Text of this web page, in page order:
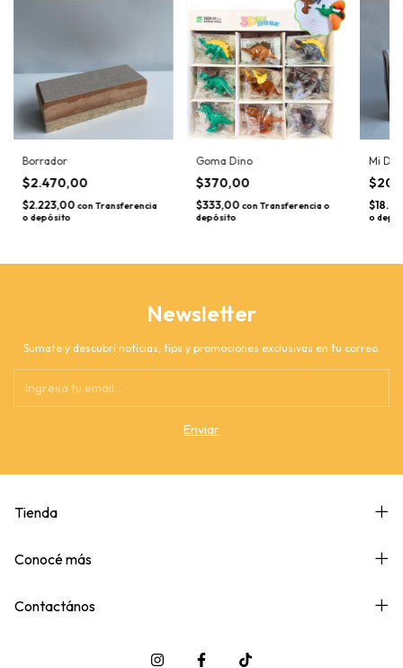
Borrador
$2.470,00
$2.223,00 con Transferencia
o depósito
Goma Dino
$370,00
$333,00 conTransferencia o
depósito
Mi
o
Newsletter
Sumate y descubrí noticias, tips y promociones exclusivas en tu correo.
Tienda
Conocé más
Contactános